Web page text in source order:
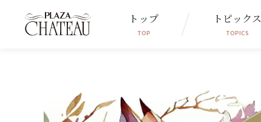
トップ
TOP
トピックス
TOPICS